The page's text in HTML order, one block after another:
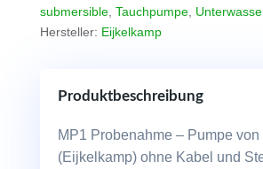
submersible, Tauchpumpe,
Hersteller: Eijkelkamp
Produktbeschreibung
MP1 Probenahme – Pumpe von
(Eijkelkamp) ohne Kabel und